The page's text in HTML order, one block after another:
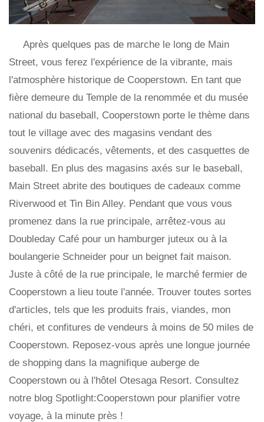
Après quelques pas de marche le long de Main
Street, vous ferez l'expérience de la vibrante, mais
l'atmosphère historique de Cooperstown. En tant que
fière demeure du Temple de la renommée et du musée
national du baseball, Cooperstown porte le thème dans
tout le village avec des magasins vendant des
souvenirs dédicacés, vêtements, et des casquettes de
baseball. En plus des magasins axés sur le baseball,
Main Street abrite des boutiques de cadeaux comme
Riverwood et Tin Bin Alley. Pendant que vous vous
promenez dans la rue principale, arrêtez-vous au
Doubleday Café pour un hamburger juteux ou à la
boulangerie Schneider pour un beignet fait maison.
Juste à côté de la rue principale, le marché fermier de
Cooperstown a lieu toute l'année. Trouver toutes sortes
d'articles, tels que les produits frais, viandes, mon
chéri, et confitures de vendeurs à moins de 50 miles de
Cooperstown. Reposez-vous après une longue journée
de shopping dans la magnifique auberge de
Cooperstown ou à l'hôtel Otesaga Resort. Consultez
notre blog Spotlight:Cooperstown pour planifier votre
voyage, à la minute près !